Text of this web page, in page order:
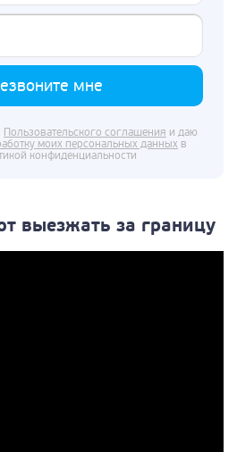
мне
Пользовательского соглашения и даю
моих персональных данных в
конфиденциальности
выезжать за границу